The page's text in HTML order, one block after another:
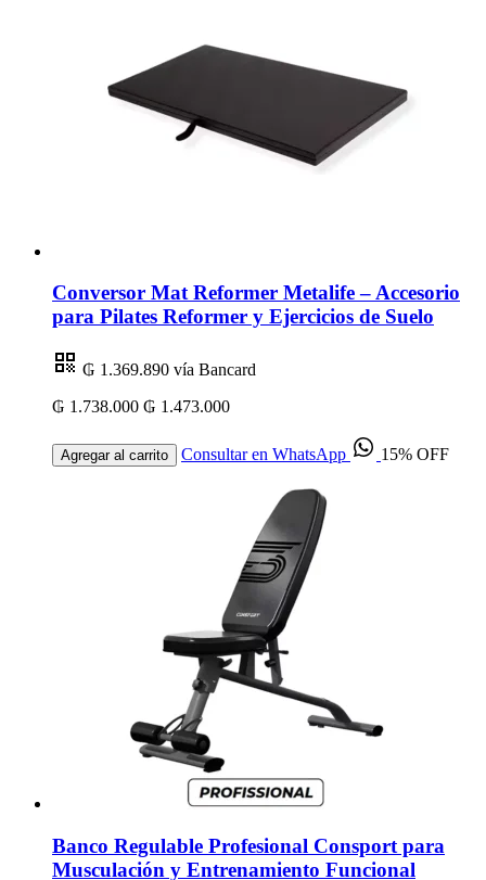
Conversor Mat Reformer Metalife – Accesorio
para Pilates Reformer y Ejercicios de Suelo
₲ 1.369.890 vía Bancard
₲ 1.738.000 ₲ 1.473.000
Agregar al carrito Consultar en WhatsApp 15% OFF
Banco Regulable Profesional Consport para
Musculación y Entrenamiento Funcional